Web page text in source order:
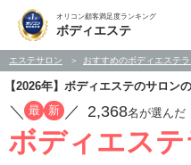
オリコン顧客満足度ランキング
ボディエステ
エステサロン おすすめのボディエステ
【2026年】ボディエステのサロン
／ 最 新 ／ 2,368名が選んだ
ボディエス